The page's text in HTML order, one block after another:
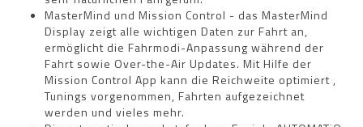
MasterMind und Mission Control - das MasterMind
Display zeigt alle wichtigen Daten zur Fahrt an,
ermöglicht die Fahrmodi-Anpassung während der
Fahrt sowie Over-the-Air Updates. Mit Hilfe der
Mission Control App kann die Reichweite optimiert ,
Tunings vorgenommen, Fahrten aufgezeichnet
werden und vieles mehr.